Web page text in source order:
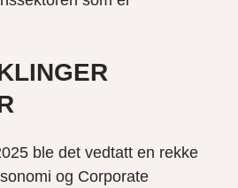
ble det vedtatt en rekke
og Corporate